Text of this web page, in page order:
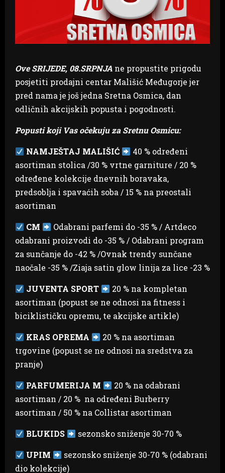
Ove SRIJEDE, 08.SRPNJA ne propustite prigodu
posjetiti prodajni centar Mališić Međugorje jer
pred nama je još jedna Sretna Osmica, dan
odličnih akcijskih popusta i pogodnosti.
Popusti koji Vas očekuju za Sretnu Osmicu:
NAMJEŠTAJ MALIŠIĆ
40 % određeni
asortiman stolica /30 % vrtne garniture / 20 %
određene kolekcije dnevnih boravaka,
predsoblja i spavaćih soba / 15 % na preostali
asortiman
CM
Odabrani parfemi do -35 % / Artdeco
odabrani proizvodi do -35 % / Odabrani program
za sunčanje do -42 % /Ovnak trendy sunčane
naočale -35 % /Ziaja satin glow linija za lice -23 %
JUVENTA SPORT
20 % na kompletan
asortiman (popust se ne odnosi na fitness i
biciklističku opremu, te akcijske artikle)
KRAS OPREMA
20 % na asortiman
trgovine (popust se ne odnosi na sredstva za
pranje)
PARFUMERIJA M
20 % na odabrani
asortiman / 20 % na određeni Burberry
asortiman / 50 % na Collistar asortiman
BLUKIDS
sezonsko sniženje 30-70 %
UPIM
sezonsko sniženje 30-70 % (odabrani
dio kolekcije)